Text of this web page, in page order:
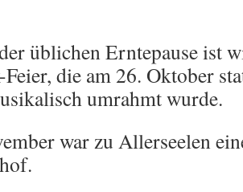
üblichen Erntepause ist
die am 26. Oktober
umrahmt wurde.
war zu Allerseelen